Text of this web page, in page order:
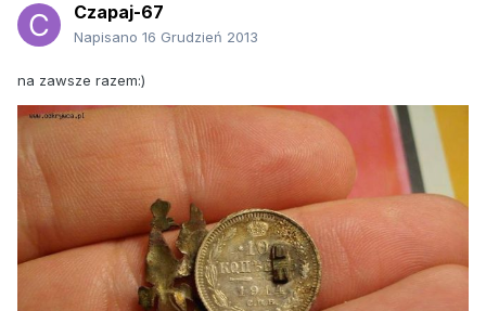
Czapaj-67
Napisano 16 Grudzień 2013
na zawsze razem:)